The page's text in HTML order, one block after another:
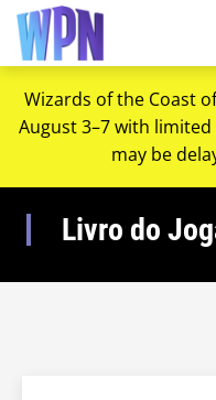
Wizards of the Coast
August 3–7 with
may be
Livro do